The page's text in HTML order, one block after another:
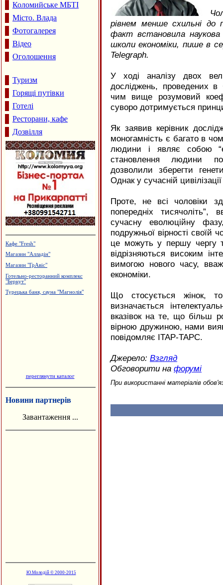
Коломийське МБТІ
Місто. Влада
Фотогалерея
Відео
Оголошення
Туризм
Горящі путівки
Готелі
Ресторани, кафе
Дозвілля
Кафе "Fresh"
Магазин "Алладін"
Магазин "ГрАвіс"
Готельно-ресторанний комплекс
"Беркут"
Турецька баня, сауна "Магнолія"
переглянути каталог
Новини партнерів
Завантаження ...
Ю.Молодій © 2000-2015
рівнем менше схильні до
факт встановила наукова
школи економіки, пише в
Telegraph.
У ході аналізу двох
досліджень,
чим вище розумовий
суворо дотримується
Як заявив керівник
моногамність є багато в
людини і являє собою
становлення людини
дозволили зберегти
Однак у сучасній
Проте, не всі чоловіки
попередніх
сучасну еволюційну
подружньої вірності своїй
це можуть у першу чергу
відрізняються високим
вимогою нового часу,
економіки.
Що стосується жінок,
визначається
вказівок на те, що більш
вірною дружиною, нами
повідомляє ІТАР-ТАРС.
Джерело: Взгляд
Обговорити на форумі
При використанні матеріалів